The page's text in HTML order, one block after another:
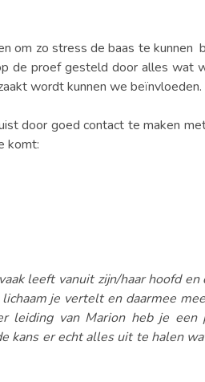
om zo stress de baas te kunnen
de proef gesteld door alles wat
wordt kunnen we beïnvloeden.
door goed contact te maken
komt:
leeft vanuit zijn/haar hoofd en
je vertelt en daarmee
leiding van Marion heb je een
kans er echt alles uit te halen